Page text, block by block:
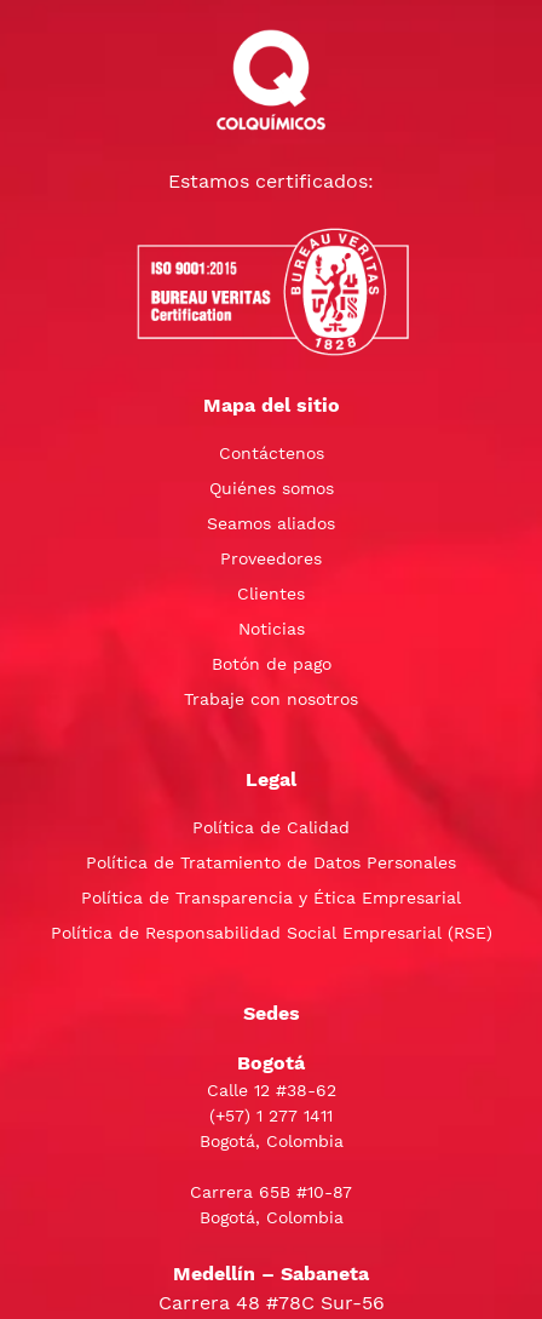
Estamos certificados:
Mapa del sitio
Contáctenos
Quiénes somos
Seamos aliados
Proveedores
Clientes
Noticias
Botón de pago
Trabaje con nosotros
Legal
Política de Calidad
Política de Tratamiento de Datos Personales
Política de Transparencia y Ética Empresarial
Política de Responsabilidad Social Empresarial (RSE)
Sedes
Bogotá
Calle 12 #38-62
(+57) 1 277 1411
Bogotá, Colombia
Carrera 65B #10-87
Bogotá, Colombia
Medellín – Sabaneta
Carrera 48 #78C Sur-56